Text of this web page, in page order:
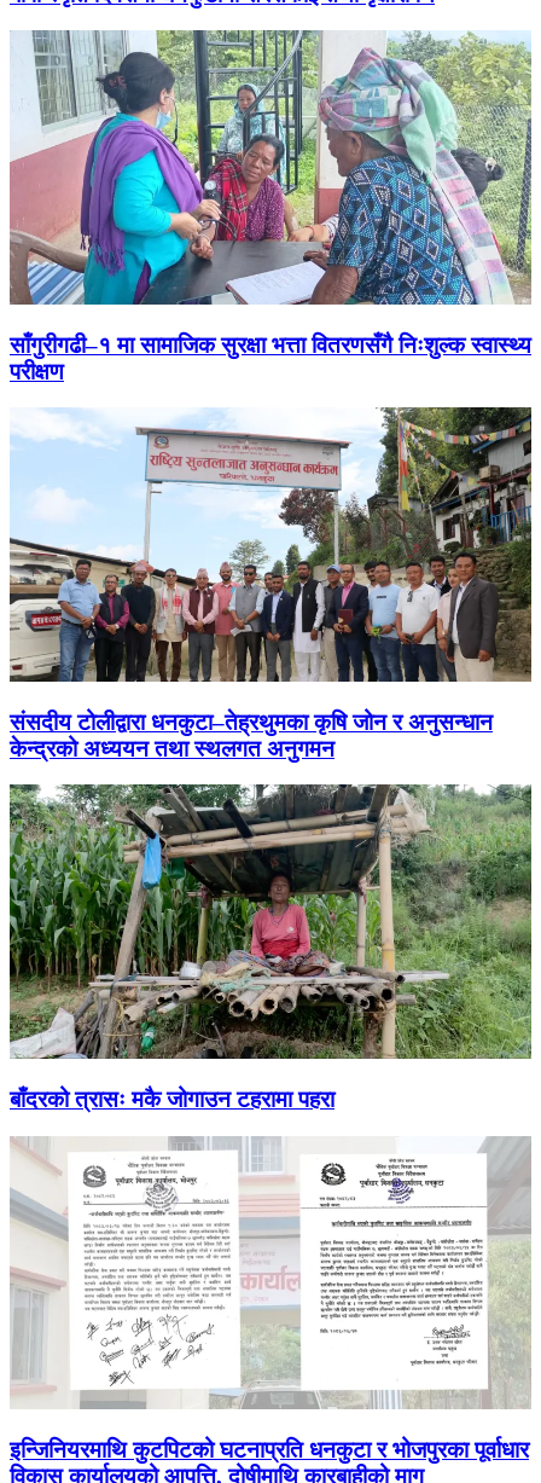
साँगुरीगढी–१ मा सामाजिक सुरक्षा भत्ता वितरणसँगै निःशुल्क स्वास्थ्य
परीक्षण
संसदीय टोलीद्वारा धनकुटा–तेह्रथुमका कृषि जोन र अनुसन्धान
केन्द्रको अध्ययन तथा स्थलगत अनुगमन
बाँदरको त्रासः मकै जोगाउन टहरामा पहरा
इन्जिनियरमाथि कुटपिटको घटनाप्रति धनकुटा र भोजपुरका पूर्वाधार
विकास कार्यालयको आपत्ति, दोषीमाथि कारबाहीको माग